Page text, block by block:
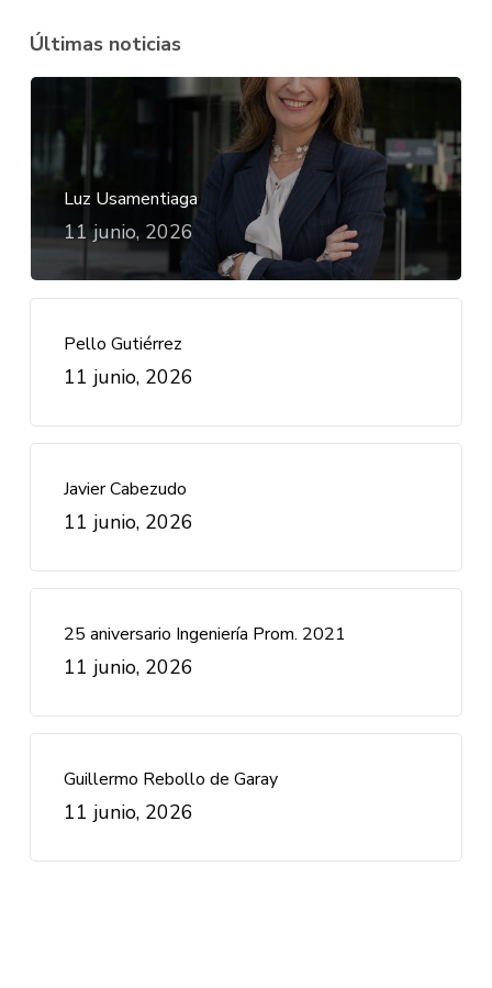
Últimas noticias
Luz Usamentiaga
11 junio, 2026
Pello Gutiérrez
11 junio, 2026
Javier Cabezudo
11 junio, 2026
25 aniversario Ingeniería Prom. 2021
11 junio, 2026
Guillermo Rebollo de Garay
11 junio, 2026